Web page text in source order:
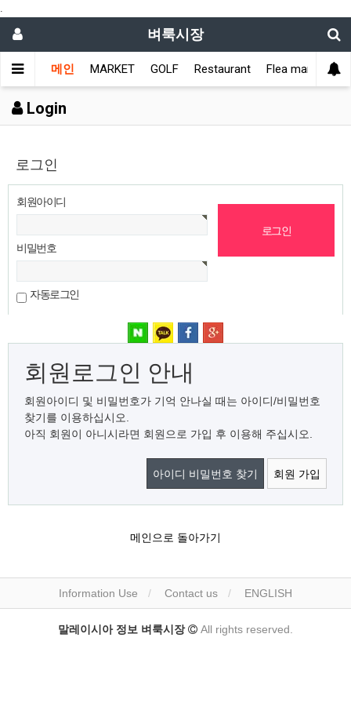
.
벼룩시장
메인 MARKET GOLF Restaurant Flea market
Login
로그인
회원아이디
비밀번호
자동로그인
네이버 로그인
카카오 로그인
페이스북 로그인
구글 로그인
회원로그인 안내
회원아이디 및 비밀번호가 기억 안나실 때는 아이디/비밀번호
찾기를 이용하십시오.
아직 회원이 아니시라면 회원으로 가입 후 이용해 주십시오.
아이디 비밀번호 찾기 회원 가입
메인으로 돌아가기
Information Use Contact us ENGLISH
말레이시아 정보 벼룩시장 All rights reserved.